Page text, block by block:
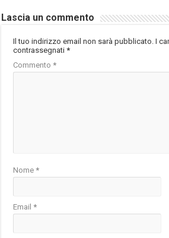
Lascia un commento
Il tuo indirizzo email non sarà pubblicato. I
contrassegnati*
Commento*
Nome*
Email*